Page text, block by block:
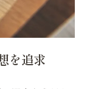
を追求